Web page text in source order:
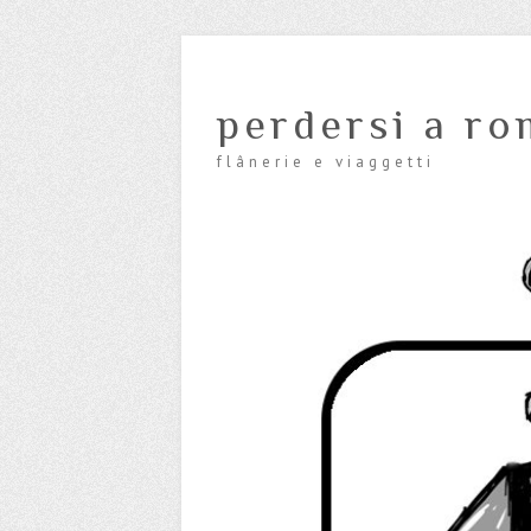
perdersi a
flânerie e viaggetti